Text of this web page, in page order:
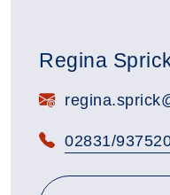
Regina
E-Mail:
Telefon:
02831/